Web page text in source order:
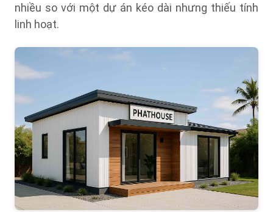
nhiều so với một dự án kéo dài nhưng thiếu tính
linh hoạt.